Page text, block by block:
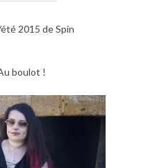
2015 de Spin
boulot !